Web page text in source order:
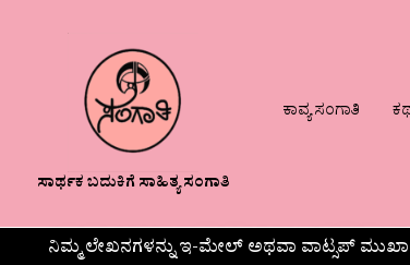
ಸಾರ್ಥಕ ಬದುಕಿಗೆ ಸಾಹಿತ್ಯ ಸಂಗಾತಿ
ಕಾವ್ಯ ಸಂಗಾತಿ
ನಿಮ್ಮ ಲೇಖನಗಳನ್ನು ಇ-ಮೇಲ್ ಅಥವಾ ವಾಟ್ಸಪ್